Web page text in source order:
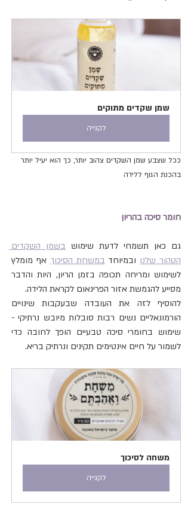
שמן שקדים מתוקים
לקנייה
ככל שצבע שמן השקדים צהוב יותר, כך הוא יעיל יותר
בהכנת הגוף ללידה
חומר סיכה בהריון
גם כאן תשמחי לדעת שימוש
הטהור שלנו ובמיוחד במשחת הסיכוך
מסייע להגמשת אזור הפרינאום לקראת הלידה.
לשמור על חיים אינטימים תקינים ונרתיק בריא.
משחה לסיכוך
לקנייה